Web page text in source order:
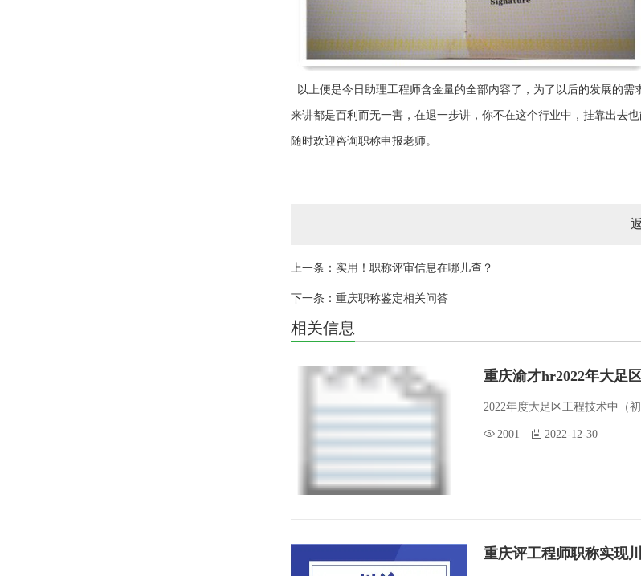
以上便是今日助理工程师含金量的全部内容了，为了以后的发展的
来讲都是百利而无一害，在退一步讲，你不在这个行业中，挂靠出去
随时欢迎咨询职称申报老师。
上一条：实用！职称评审信息在哪儿查？
下一条：重庆职称鉴定相关问答
相关信息
重庆渝才hr2022年大足
2022年度大足区工程技术中（
2001 2022-12-30
重庆评工程师职称实现